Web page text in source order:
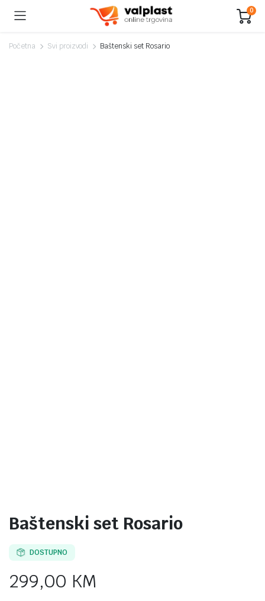
0
Početna Svi proizvodi Baštenski set Rosario
Baštenski set Rosario
DOSTUPNO
299,00 KM